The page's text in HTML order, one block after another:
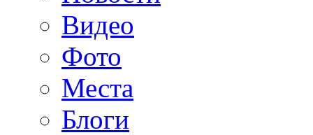
Видео
Фото
Места
Блоги